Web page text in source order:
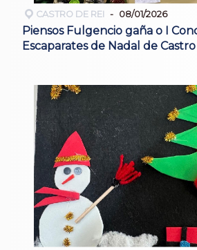
CASTRO DE REI 08/01/2026
Piensos Fulgencio gaña o I
Escaparates de Nadal de